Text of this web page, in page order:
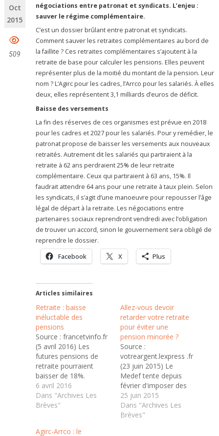
Oct
2015
509
négociations entre patronat et syndicats. L’enjeu :
sauver le régime complémentaire.
C’est un dossier brûlant entre patronat et syndicats.
Comment sauver les retraites complémentaires au bord de
la faillite ? Ces retraites complémentaires s’ajoutent à la
retraite de base pour calculer les pensions. Elles peuvent
représenter plus de la moitié du montant de la pension. Leur
nom ? L’Agirc pour les cadres, l’Arrco pour les salariés. À elles
deux, elles représentent 3,1 milliards d’euros de déficit.
Baisse des versements
La fin des réserves de ces organismes est prévue en 2018
pour les cadres et 2027 pour les salariés. Pour y remédier, le
patronat propose de baisser les versements aux nouveaux
retraités. Autrement dit les salariés qui partiraient à la
retraite à 62 ans perdraient 25% de leur retraite
complémentaire. Ceux qui partiraient à 63 ans, 15%. Il
faudrait attendre 64 ans pour une retraite à taux plein. Selon
les syndicats, il s’agit d’une manoeuvre pour repousser l’âge
légal de départ à la retraite. Les négociations entre
partenaires sociaux reprendront vendredi avec l’obligation
de trouver un accord, sinon le gouvernement sera obligé de
reprendre le dossier.
Facebook X Plus
Articles similaires
Retraite : baisse
inéluctable des
pensions
Source : francetvinfo.fr
(5 avril 2016) Les
futures pensions de
retraite pourraient
baisser de 18%.
Conséquence de
l'accord trouvé en
octobre pour sauver de
6 avril 2016
Dans "Archives Les
Brèves"
Allez-vous devoir
retarder votre retraite
pour éviter une
pension minorée ?
Source :
votreargent.lexpress .fr
(23 juin 2015) Le
Medef tente depuis
février d'imposer des
abattements
temporaires sur les
complémentaires des
25 juin 2015
Dans "Archives Les
Brèves"
Agirc-Arrco : le